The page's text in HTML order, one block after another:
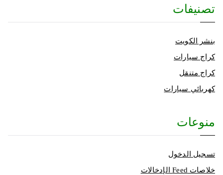
تصنيفات
بنشر الكويت
كراج سيارات
كراج متنقل
كهربائي سيارات
منوعات
تسجيل الدخول
خلاصات Feed الإدخالات